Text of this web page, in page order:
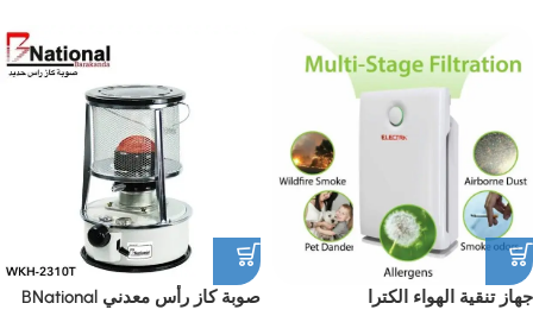
جهاز تنقية الهواء الكترا صوبة كاز رأس معدني BNational